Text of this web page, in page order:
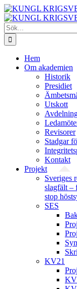
Fortsätt
till
innehållet
Sök
efter:
Hem
Om akademien
Historik
Presidiet
Utskott
Revisorer
Stadgar
Kontakt
Projekt
Sveriges
slagfält –
stop
SES
KV21